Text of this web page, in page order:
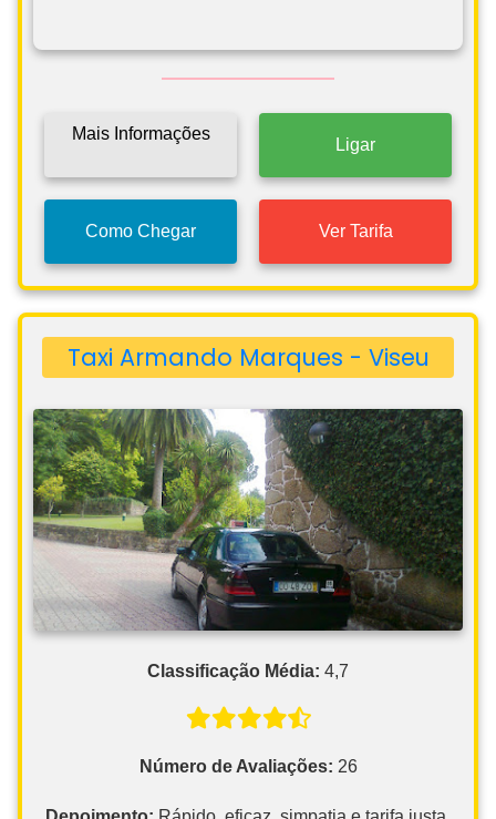
Mais Informações
Ligar
Como Chegar Ver Tarifa
Taxi Armando Marques - Viseu
Classificação Média: 4,7
Número de Avaliações: 26